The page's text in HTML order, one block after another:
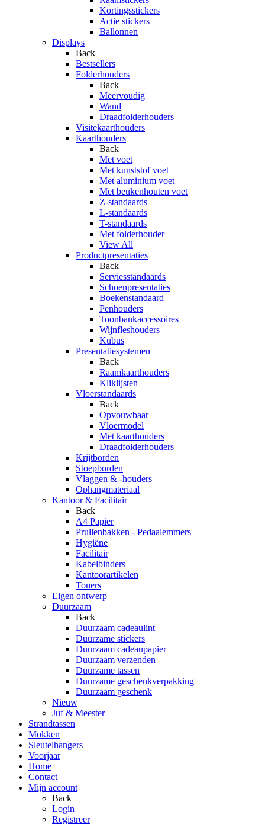
Kortingsstickers
Actie stickers
Ballonnen
Displays
Back
Bestsellers
Folderhouders
Back
Meervoudig
Wand
Draadfolderhouders
Visitekaarthouders
Kaarthouders
Back
Met voet
Met kunststof voet
Met aluminium voet
Met beukenhouten voet
Z-standaards
L-standaards
T-standaards
Met folderhouder
View All
Productpresentaties
Back
Serviesstandaards
Schoenpresentaties
Boekenstandaard
Penhouders
Toonbankaccessoires
Wijnfleshouders
Kubus
Presentatiesystemen
Back
Raamkaarthouders
Kliklijsten
Vloerstandaards
Back
Opvouwbaar
Vloermodel
Met kaarthouders
Draadfolderhouders
Krijtborden
Stoepborden
Vlaggen & -houders
Ophangmateriaal
Kantoor & Facilitair
Back
A4 Papier
Prullenbakken - Pedaalemmers
Hygiëne
Facilitair
Kabelbinders
Kantoorartikelen
Toners
Eigen ontwerp
Duurzaam
Back
Duurzaam cadeaulint
Duurzame stickers
Duurzaam cadeaupapier
Duurzaam verzenden
Duurzame tassen
Duurzame geschenkverpakking
Duurzaam geschenk
Nieuw
Juf & Meester
Strandtassen
Mokken
Sleutelhangers
Voorjaar
Home
Contact
Mijn account
Back
Login
Registreer